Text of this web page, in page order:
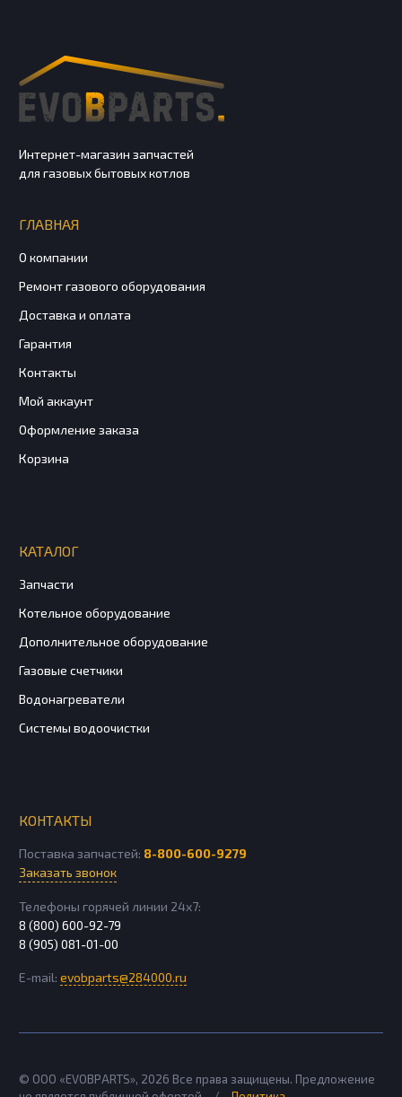
Интернет-магазин запчастей
для газовых бытовых котлов
ГЛАВНАЯ
О компании
Ремонт газового оборудования
Доставка и оплата
Гарантия
Контакты
Мой аккаунт
Оформление заказа
Корзина
КАТАЛОГ
Запчасти
Котельное оборудование
Дополнительное оборудование
Газовые счетчики
Водонагреватели
Системы водоочистки
КОНТАКТЫ
Поставка запчастей: 8-800-600-9279
Заказать звонок
Телефоны горячей линии 24х7:
8 (800) 600-92-79
8 (905) 081-01-00
E-mail: evobparts@284000.ru
© ООО «EVOBPARTS», 2026 Все права защищены. Предложение